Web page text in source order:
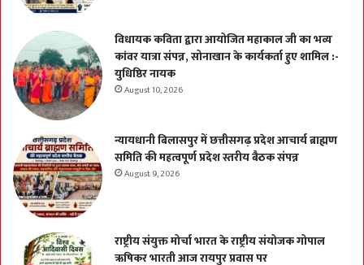
विधायक कविता द्वारा आयोजित महाकाल जी का भव्य
कांवर यात्रा संपन्न, सोनाखान के कार्यकर्ता हुए शामिल :-
युधिष्ठिर नायक
August 10, 2026
न्यायधानी बिलासपुर में छत्तीसगढ़ प्रदेश आचार्य ब्राह्मण
समिति की महत्वपूर्ण प्रदेश स्तरीय बैठक संपन्न
August 9, 2026
राष्ट्रीय संयुक्त मोर्चा भारत के राष्ट्रीय संयोजक गोपाल
ऋषिकर भारती आज रायपुर प्रवास पर